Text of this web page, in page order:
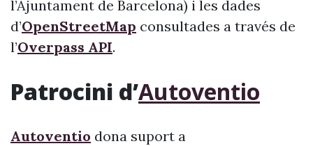
l’Ajuntament de Barcelona) i les dades
d’OpenStreetMap consultades a través de
l’Overpass API.
Patrocini d’Autoventio
Autoventio dona suport a